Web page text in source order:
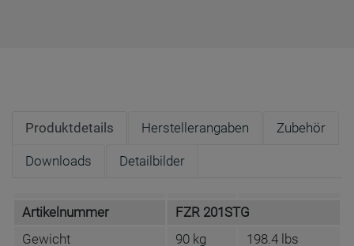
Produktdetails Herstellerangaben Zubehör
Downloads Detailbilder
Artikelnummer
FZR 201STG
Gewicht
90 kg 198.4 lbs